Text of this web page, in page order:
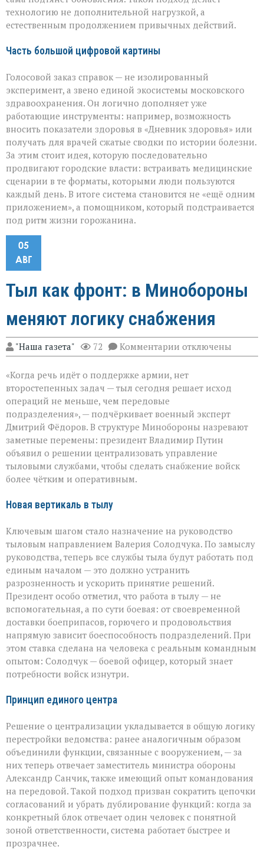
технологию не дополнительной нагрузкой, а
естественным продолжением привычных действий.
Часть большой цифровой картины
Голосовой заказ справок — не изолированный
эксперимент, а звено единой экосистемы московского
здравоохранения. Он логично дополняет уже
работающие инструменты: например, возможность
вносить показатели здоровья в «Дневник здоровья» или
получать для врачей сжатые сводки по истории болезни.
За этим стоит идея, которую последовательно
продвигают городские власти: встраивать медицинские
сценарии в те форматы, которыми люди пользуются
каждый день. В итоге система становится не «ещё одним
приложением», а помощником, который подстраивается
под ритм жизни горожанина.
05
АВГ
Тыл как фронт: в Минобороны
меняют логику снабжения
"Наша газета" 72 Комментарии к
записи
как
фронт:
меняют
логику
снабжения
отключены
«Когда речь идёт о поддержке армии, нет
второстепенных задач — тыл сегодня решает исход
операций не меньше, чем передовые
подразделения», — подчёркивает военный эксперт
Дмитрий Фёдоров. В структуре Минобороны назревают
заметные перемены: президент Владимир Путин
объявил о решении централизовать управление
тыловыми службами, чтобы сделать снабжение войск
более чётким и оперативным.
Новая вертикаль в тылу
Ключевым шагом стало назначение на руководство
тыловым направлением Валерия Солодчука. По замыслу
руководства, теперь все службы тыла будут работать под
единым началом — это должно устранить
разрозненность и ускорить принятие решений.
Президент особо отметил, что работа в тылу — не
вспомогательная, а по сути боевая: от своевременной
доставки боеприпасов, горючего и продовольствия
напрямую зависит боеспособность подразделений. При
этом ставка сделана на человека с реальным командным
опытом: Солодчук — боевой офицер, который знает
потребности войск изнутри.
Принцип единого центра
Решение о централизации укладывается в общую логику
перестройки ведомства: ранее аналогичным образом
объединили функции, связанные с вооружением, — за
них теперь отвечает заместитель министра обороны
Александр Санчик, также имеющий опыт командования
на передовой. Такой подход призван сократить цепочки
согласований и убрать дублирование функций: когда за
конкретный блок отвечает один человек с понятной
зоной ответственности, система работает быстрее и
прозрачнее.